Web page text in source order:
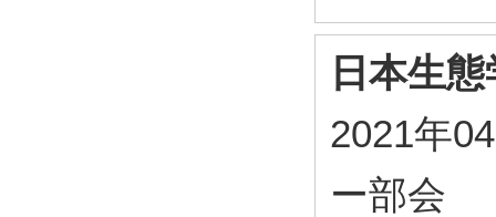
日本生
2021年
ー部会